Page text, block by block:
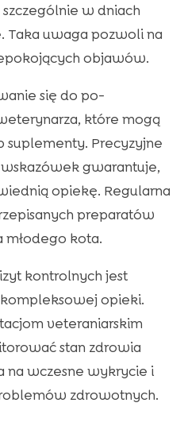
w dniach
Taka uwaga pozwoli na
objawów.
się do po-
które mogą
Precyzyjne
gwarantuje,
opiekę. Regularna
preparatów
kota.
kontrolnych jest
opieki.
veteraniarskim
stan zdrowia
na wczesne wykrycie i
zdrowotnych.